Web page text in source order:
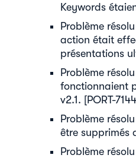
Keywords
Problème
action était
présentations
Problème
fonctionnaient
v2.1. [PORT-
Problème
être supprimés
Problème